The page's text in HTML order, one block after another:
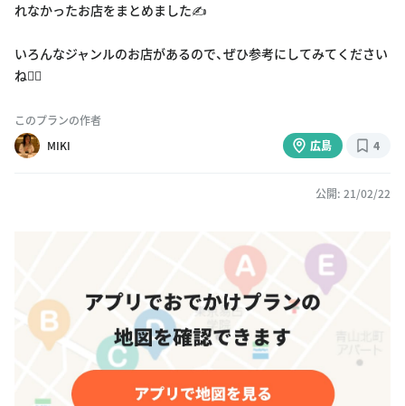
れなかったお店をまとめました✍️
いろんなジャンルのお店があるので、ぜひ参考にしてみてください
ね🏃‍♀️
このプランの作者
MIKI
広島 4
公開: 21/02/22